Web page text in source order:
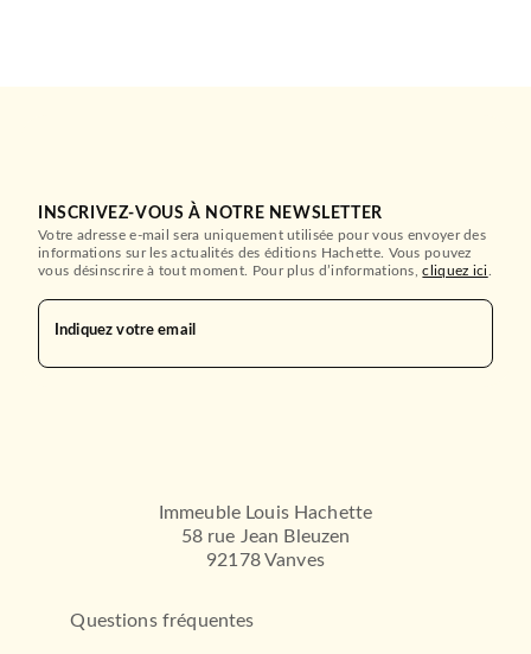
INSCRIVEZ-VOUS À NOTRE NEWSLETTER
Votre adresse e-mail sera uniquement utilisée pour vous envoyer des
informations sur les actualités des éditions Hachette. Vous pouvez
vous désinscrire à tout moment. Pour plus d’informations,cliquez ici.
Indiquez votre email
Immeuble Louis Hachette
58 rue Jean Bleuzen
92178 Vanves
Questions fréquentes